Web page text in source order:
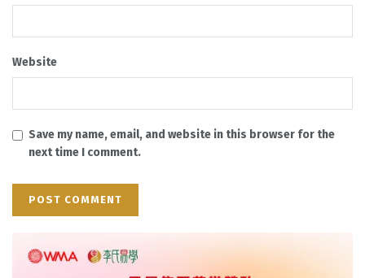
Website
Save my name, email, and website in this browser for the
next time I comment.